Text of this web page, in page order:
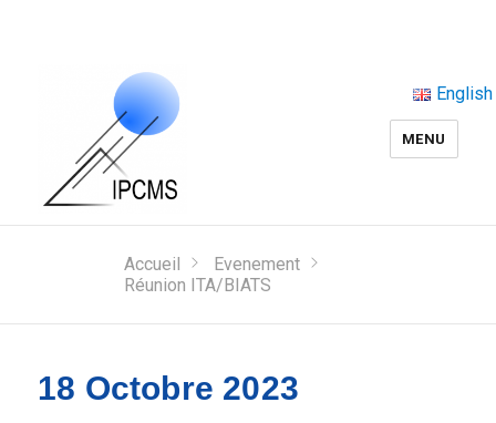
MENU
English
Accueil
Evenement
Réunion ITA/BIATS
18 Octobre 2023